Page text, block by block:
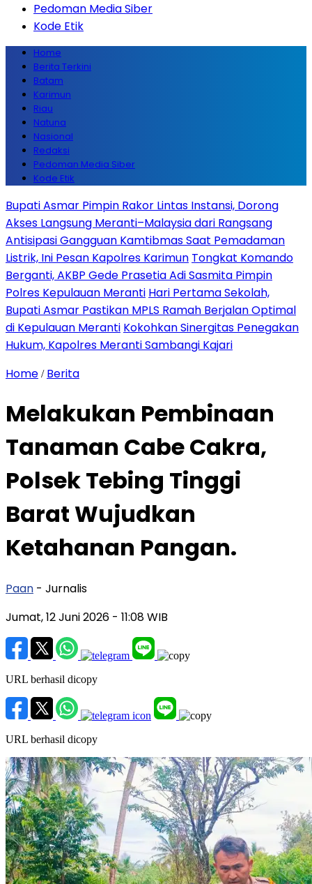
Pedoman Media Siber
Kode Etik
Home
Berita Terkini
Batam
Karimun
Riau
Natuna
Nasional
Redaksi
Pedoman Media Siber
Kode Etik
Bupati Asmar Pimpin Rakor Lintas Instansi, Dorong
Akses Langsung Meranti–Malaysia dari Rangsang
Antisipasi Gangguan Kamtibmas Saat Pemadaman
Listrik, Ini Pesan Kapolres Karimun Tongkat Komando
Berganti, AKBP Gede Prasetia Adi Sasmita Pimpin
Polres Kepulauan Meranti Hari Pertama Sekolah,
Bupati Asmar Pastikan MPLS Ramah Berjalan Optimal
di Kepulauan Meranti Kokohkan Sinergitas Penegakan
Hukum, Kapolres Meranti Sambangi Kajari
Home / Berita
Melakukan Pembinaan
Tanaman Cabe Cakra,
Polsek Tebing Tinggi
Barat Wujudkan
Ketahanan Pangan.
Paan - Jurnalis
Jumat, 12 Juni 2026 - 11:08 WIB
URL berhasil dicopy
URL berhasil dicopy